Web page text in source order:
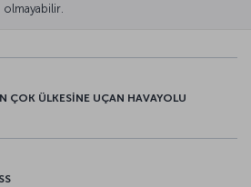
ÇOK ÜLKESİNE UÇAN HAVAYOLU